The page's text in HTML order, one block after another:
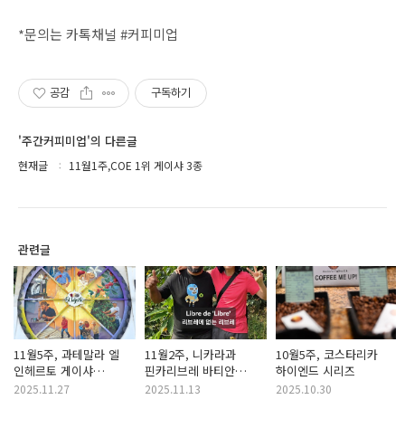
*문의는 카톡채널 #커피미업
공감 구독하기
'주간커피미업'의 다른글
현재글 11월1주,COE 1위 게이샤 3종
관련글
11월5주, 과테말라 엘
인헤르토 게이샤
드라이드 온 체리 내추럴
2025.11.27
11월2주, 니카라과
핀카리브레 바티안
엘라우렐 워시드
2025.11.13
10월5주, 코스타리카
하이엔드 시리즈
2025.10.30